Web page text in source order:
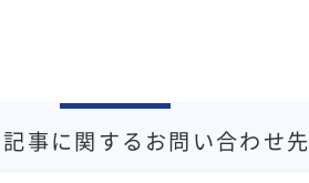
記事に関するお問い合わせ先